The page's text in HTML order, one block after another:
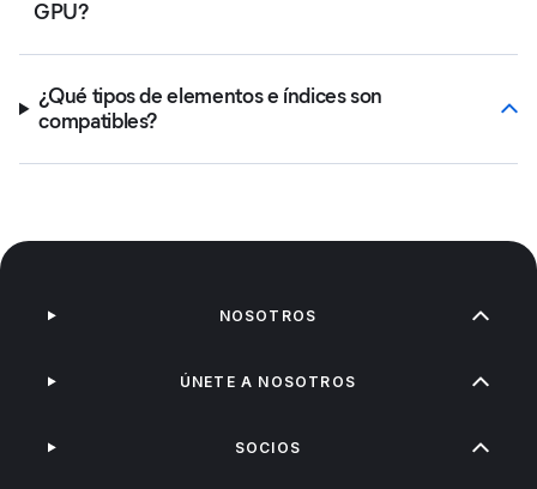
GPU?
¿Qué tipos de elementos e índices son
compatibles?
NOSOTROS
ÚNETE A NOSOTROS
SOCIOS